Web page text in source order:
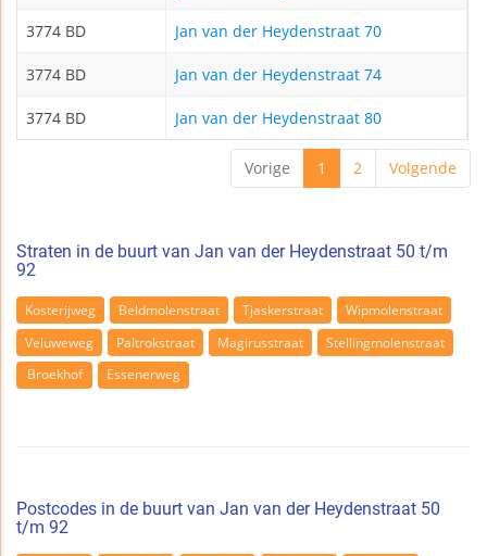
3774 BD Jan van der Heydenstraat 70
3774 BD Jan van der Heydenstraat 74
3774 BD Jan van der Heydenstraat 80
Vorige 1 2 Volgende
Straten in de buurt van Jan van der Heydenstraat 50 t/m
92
Kosterijweg Beldmolenstraat Tjaskerstraat
Wipmolenstraat
Veluweweg
Paltrokstraat Magirusstraat
Stellingmolenstraat
Broekhof
Essenerweg
Postcodes in de buurt van Jan van der Heydenstraat 50
t/m 92